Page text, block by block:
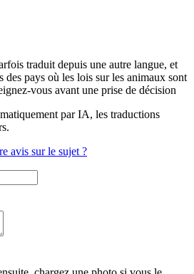
traduit depuis une autre langue, et
des pays où les lois sur les animaux sont
vous avant une prise de décision
par IA, les traductions
avis sur le sujet ?